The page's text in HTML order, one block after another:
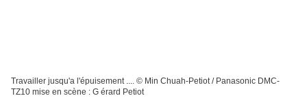
Travailler jusqu'a l'épuisement .... © Min Chuah-Petiot / Panasonic DMC-
TZ10 mise en scène : G érard Petiot